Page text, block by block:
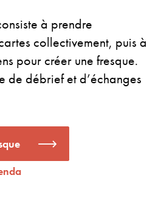
à prendre
collectivement, puis à
pour créer une fresque.
de débrief et d’échanges